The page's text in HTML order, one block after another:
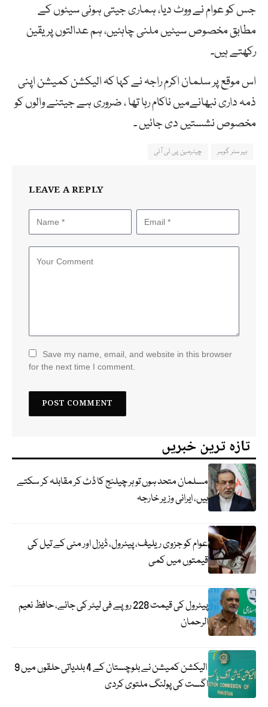
جس کو عوام نے ووٹ دیا، ہماری جیتی ہوئی سیٹوں کے
مطابق مخصوص سیٹیں ملنی چاہئیں، ہم عدالتوں پر یقین
رکھتے ہیں۔
اس موقع پر سلمان اکرم راجہ نے کہا کہ الیکشن کمیشن اپنی
ذمہ داری نبھانےمیں ناکام رہا تھا ، ضروری ہے جیتنے والوں کو
مخصوص نشستیں دی جائیں ۔
بیرسٹر گوہر چیئرمین پی ٹی آئی
LEAVE A REPLY
Save my name, email, and website in this browser
for the next time I comment.
تازہ ترین خبریں
مسلمان متحد ہوں تو ہر چیلنج کا ڈٹ کر مقابلہ کر سکتے
ہیں، ایرانی وزیر خارجہ
عوام کو جزوی ریلیف، پیٹرول، ڈیزل اور مٹی کے تیل کی
قیمتوں میں کمی
پیٹرول کی قیمت 228 روپے فی لیٹر کی جائے، حافظ نعیم
الرحمان
الیکشن کمیشن نے بلوچستان کے 4 بلدیاتی حلقوں میں 9
اگست کی پولنگ ملتوی کردی